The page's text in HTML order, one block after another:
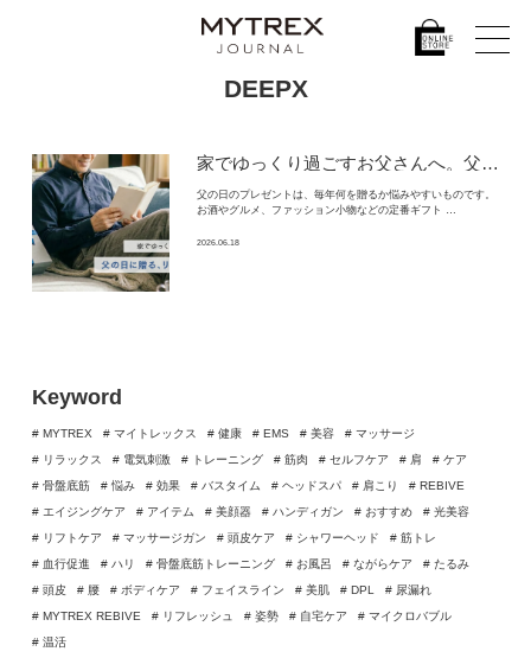
Keyword
# MYTREX # マイトレックス # 健康 # EMS # 美容
# マッサージ
# リラックス
# 電気刺激 # トレーニング # 筋肉 # セルフケア # 肩
# ケア
# 骨盤底筋
# 悩み # 効果 # バスタイム # ヘッドスパ # 肩こり
# REBIVE
# エイジングケア
# アイテム # 美顔器 # ハンディガン # おすすめ
# 光美容
# リフトケア
# マッサージガン # 頭皮ケア # シャワーヘッド
# 筋トレ
# 血行促進
# ハリ # 骨盤底筋トレーニング # お風呂 # ながらケア
# たるみ
# 頭皮
# 腰 # ボディケア # フェイスライン # 美肌 # DPL
# 尿漏れ
# MYTREX REBIVE
# リフレッシュ # 姿勢 # 自宅ケア
# マイクロバブル
# 温活
DEEPX
家でゆっくり過ごすお父さんへ。 父の日に贈りたい実用的なリラックスギフト
父の日のプレゼントは、毎年何を贈るか悩みやすいものです。
お酒やグルメ、ファッション小物などの定番ギフト …
2026.06.18